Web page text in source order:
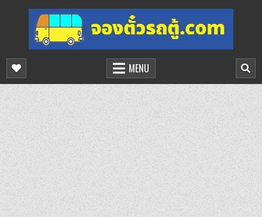
content
จองตั๋วรถตู้ออนไลน์
บริการจองตั๋วรถตู้ออนไลน์
MENU